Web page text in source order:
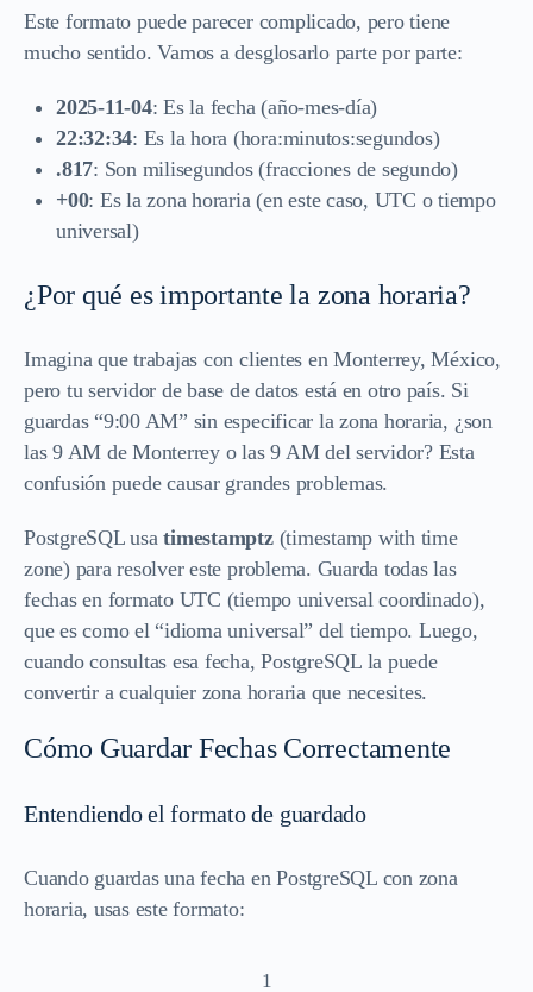
Este formato puede parecer complicado, pero tiene
mucho sentido. Vamos a desglosarlo parte por parte:
2025-11-04: Es la fecha (año-mes-día)
22:32:34: Es la hora (hora:minutos:segundos)
.817: Son milisegundos (fracciones de segundo)
+00: Es la zona horaria (en este caso, UTC o tiempo
universal)
¿Por qué es importante la zona horaria?
Imagina que trabajas con clientes en Monterrey, México,
pero tu servidor de base de datos está en otro país. Si
guardas “9:00 AM” sin especificar la zona horaria, ¿son
las 9 AM de Monterrey o las 9 AM del servidor? Esta
confusión puede causar grandes problemas.
PostgreSQL usatimestamptz(timestamp with time
zone) para resolver este problema. Guarda todas las
fechas en formato UTC (tiempo universal coordinado),
que es como el “idioma universal” del tiempo. Luego,
cuando consultas esa fecha, PostgreSQL la puede
convertir a cualquier zona horaria que necesites.
Cómo Guardar Fechas Correctamente
Entendiendo el formato de guardado
Cuando guardas una fecha en PostgreSQL con zona
horaria, usas este formato:
1